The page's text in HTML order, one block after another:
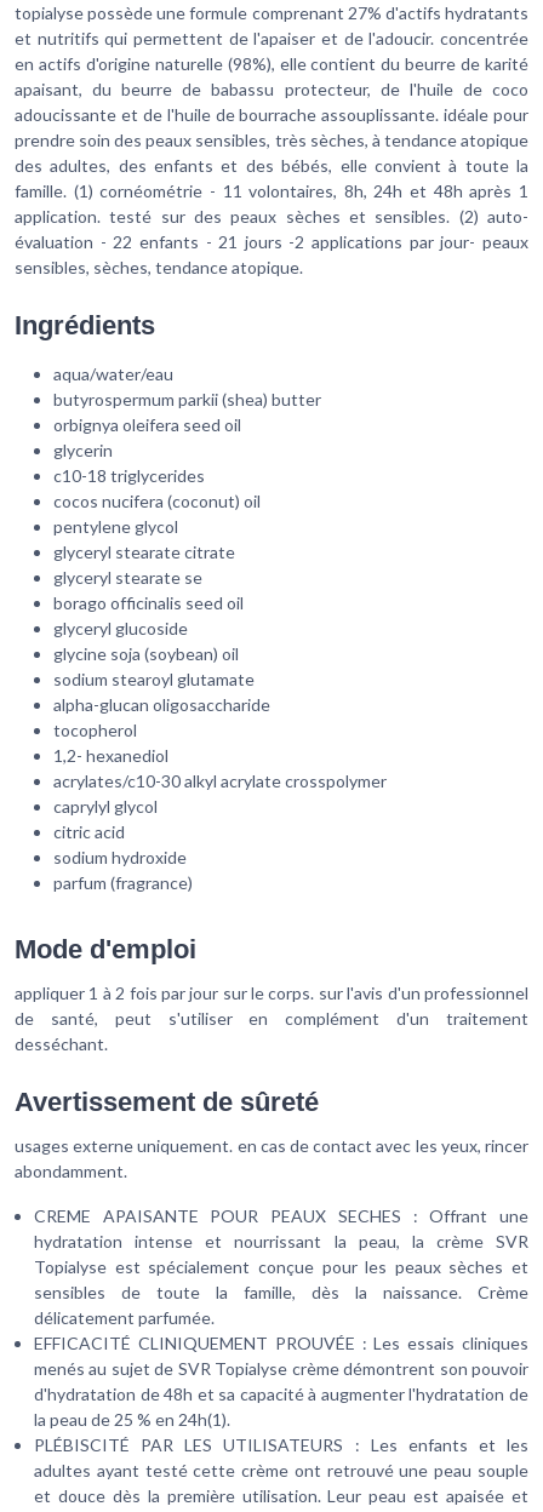
topialyse possède une formule comprenant 27% d'actifs hydratants
et nutritifs qui permettent de l'apaiser et de l'adoucir. concentrée
en actifs d'origine naturelle (98%), elle contient du beurre de karité
apaisant, du beurre de babassu protecteur, de l'huile de coco
adoucissante et de l'huile de bourrache assouplissante. idéale pour
prendre soin des peaux sensibles, très sèches, à tendance atopique
des adultes, des enfants et des bébés, elle convient à toute la
famille. (1) cornéométrie - 11 volontaires, 8h, 24h et 48h après 1
application. testé sur des peaux sèches et sensibles. (2) auto-
évaluation - 22 enfants - 21 jours -2 applications par jour- peaux
sensibles, sèches, tendance atopique.
Ingrédients
aqua/water/eau
butyrospermum parkii (shea) butter
orbignya oleifera seed oil
glycerin
c10-18 triglycerides
cocos nucifera (coconut) oil
pentylene glycol
glyceryl stearate citrate
glyceryl stearate se
borago officinalis seed oil
glyceryl glucoside
glycine soja (soybean) oil
sodium stearoyl glutamate
alpha-glucan oligosaccharide
tocopherol
1,2- hexanediol
acrylates/c10-30 alkyl acrylate crosspolymer
caprylyl glycol
citric acid
sodium hydroxide
parfum (fragrance)
Mode d'emploi
appliquer 1 à 2 fois par jour sur le corps. sur l'avis d'un professionnel
de santé, peut s'utiliser en complément d'un traitement
desséchant.
Avertissement de sûreté
usages externe uniquement. en cas de contact avec les yeux, rincer
abondamment.
CREME APAISANTE POUR PEAUX SECHES : Offrant une
hydratation intense et nourrissant la peau, la crème SVR
Topialyse est spécialement conçue pour les peaux sèches et
sensibles de toute la famille, dès la naissance. Crème
délicatement parfumée.
EFFICACITÉ CLINIQUEMENT PROUVÉE : Les essais cliniques
menés au sujet de SVR Topialyse crème démontrent son pouvoir
d'hydratation de 48h et sa capacité à augmenter l'hydratation de
la peau de 25 % en 24h(1).
PLÉBISCITÉ PAR LES UTILISATEURS : Les enfants et les
adultes ayant testé cette crème ont retrouvé une peau souple
et douce dès la première utilisation. Leur peau est apaisée et